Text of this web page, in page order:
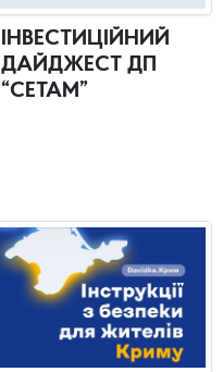
ІНВЕСТИЦІЙНИЙ
ДАЙДЖЕСТ ДП
“СЕТАМ”